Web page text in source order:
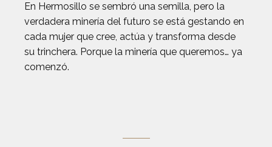
En Hermosillo se sembró una semilla, pero la
verdadera minería del futuro se está gestando en
cada mujer que cree, actúa y transforma desde
su trinchera. Porque la minería que queremos… ya
comenzó.